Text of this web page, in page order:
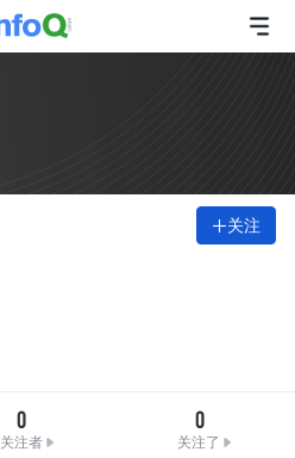
关注
0
关注者
0
关注了